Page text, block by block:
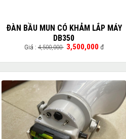
ĐÀN BẦU MUN CÓ KHẢM LẮP MÁY
DB350
Giá :4,500,000 3,500,000 đ